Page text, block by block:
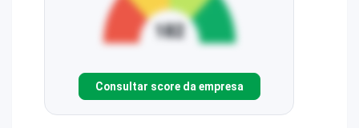
Consultar score da empresa